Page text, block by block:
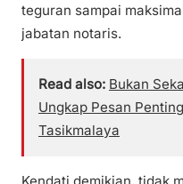
teguran sampai
jabatan notaris.
Read also: Bukan
Ungkap Pesan
Tasikmalaya